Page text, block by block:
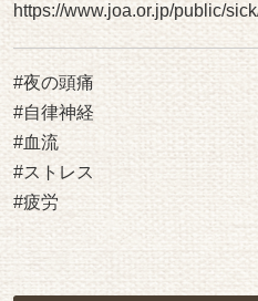
https://www.joa.or.jp/public/
#夜の頭痛
#自律神経
#血流
#ストレス
#疲労